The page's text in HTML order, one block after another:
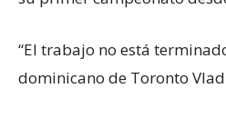
“El trabajo no está
dominicano de Toronto